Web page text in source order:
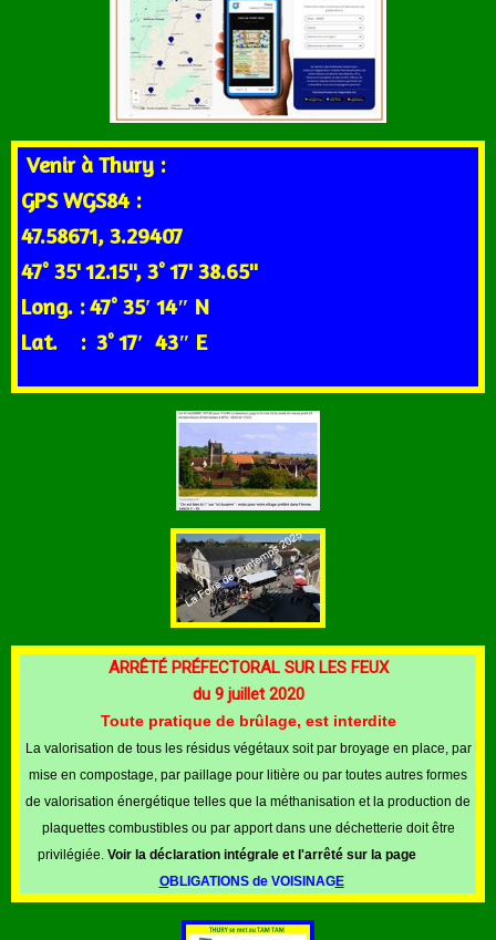
Venir à Thury :
GPS WGS84 :
47.58671, 3.29407
47° 35' 12.15'', 3° 17' 38.65''
Long. : 47° 35′ 14″ N
Lat. : 3° 17′ 43″ E
ARRÊTÉ PRÉFECTORAL SUR LES FEUX
du 9 juillet 2020
Toute pratique de brûlage, est interdite
La valorisation de tous les résidus végétaux soit par broyage en place, par
mise en compostage, par paillage pour litière ou par toutes autres formes
de valorisation énergétique telles que la méthanisation et la production de
plaquettes combustibles ou par apport dans une déchetterie doit être
privilégiée. Voir la déclaration intégrale et l'arrêté sur la page
OBLIGATIONS de VOISINAGE